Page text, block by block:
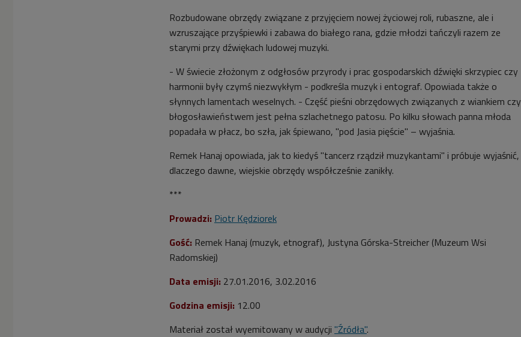
Rozbudowane obrzędy związane z przyjęciem nowej życiowej roli, rubaszne, ale i
wzruszające przyśpiewki i zabawa do białego rana, gdzie młodzi tańczyli razem ze
starymi przy dźwiękach ludowej muzyki.
- W świecie złożonym z odgłosów przyrody i prac gospodarskich dźwięki skrzypiec czy
harmonii były czymś niezwykłym - podkreśla muzyk i entograf. Opowiada także o
słynnych lamentach weselnych. - Część pieśni obrzędowych związanych z wiankiem czy
błogosławieństwem jest pełna szlachetnego patosu. Po kilku słowach panna młoda
popadała w płacz, bo szła, jak śpiewano, "pod Jasia pięście" – wyjaśnia.
Remek Hanaj opowiada, jak to kiedyś "tancerz rządził muzykantami" i próbuje wyjaśnić,
dlaczego dawne, wiejskie obrzędy współcześnie zanikły.
***
Prowadzi: Piotr Kędziorek
Gość: Remek Hanaj (muzyk, etnograf), Justyna Górska-Streicher (Muzeum Wsi
Radomskiej)
Data emisji: 27.01.2016, 3.02.2016
Godzina emisji: 12.00
Materiał został wyemitowany w audycji "Źródła".